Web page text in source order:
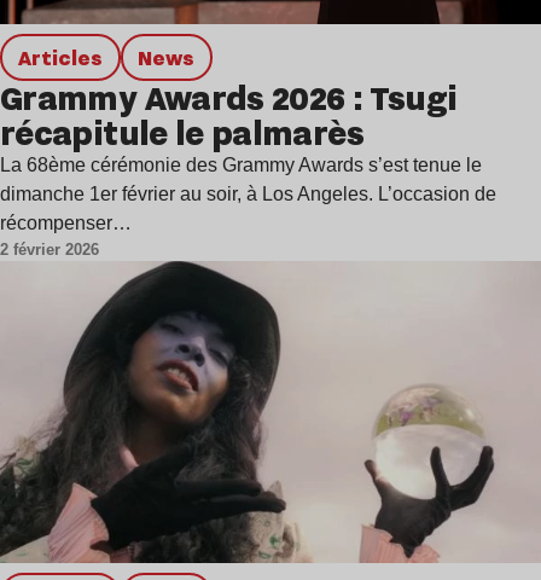
Articles news
Grammy Awards 2026 : Tsugi
récapitule le palmarès
La 68ème cérémonie des Grammy Awards s’est tenue le
dimanche 1er février au soir, à Los Angeles. L’occasion de
récompenser…
2 février 2026